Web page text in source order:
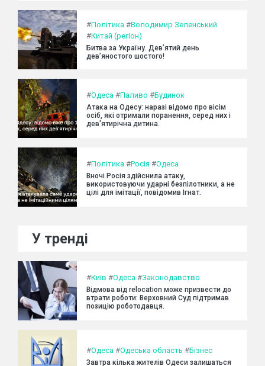
#Політика #Володимир Зеленський
#Китай (регіон)
Битва за Україну. Дев’ятий день
дев’яностого шостого!
#Одеса #Паливо #Будинок
Атака на Одесу: наразі відомо про вісім
осіб, які отримали поранення, серед них і
дев'ятирічна дитина.
#Політика #Росія #Одеса
Вночі Росія здійснила атаку,
використовуючи ударні безпілотники, а не
цілі для імітації, повідомив Ігнат.
У тренді
#Київ #Одеса #Законодавство
Відмова від relocation може призвести до
втрати роботи: Верховний Суд підтримав
позицію роботодавця.
#Одеса #Одеська область #Бізнес
Завтра кілька жителів Одеси залишаться